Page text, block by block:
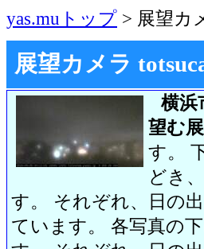
yas.muトップ > 展望カ
展望カメラ
横浜
望む
す。
どき
す。 それぞれ、日の
ています。 各写真の